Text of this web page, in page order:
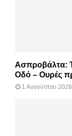
Ασπροβάλτα:
Οδό – Ουρές
1 Αυγούστου 2026